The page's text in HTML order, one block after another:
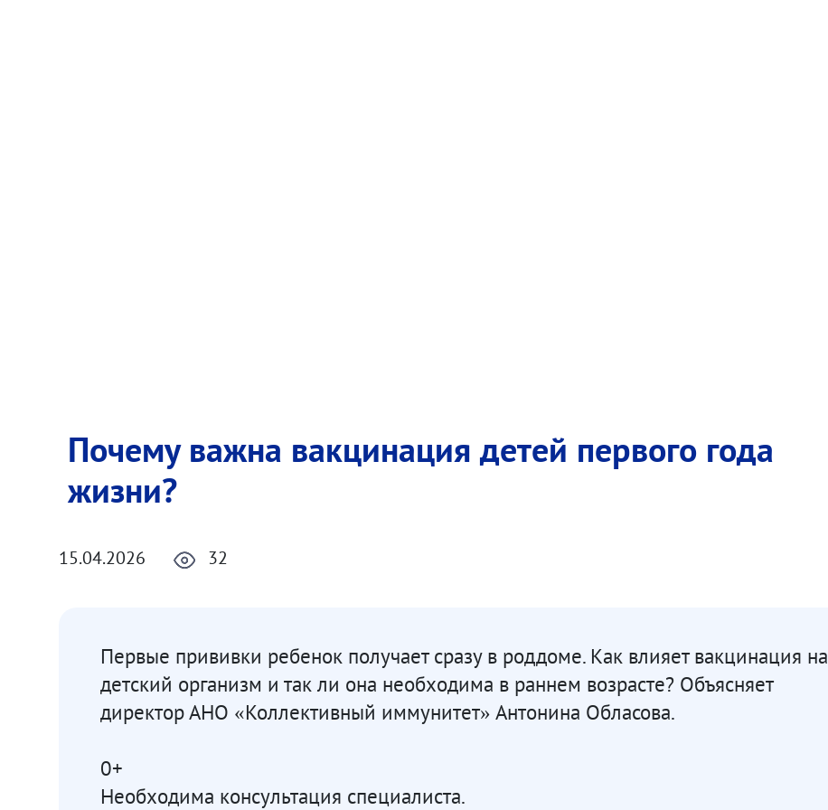
Почему важна вакцинация детей первого года
жизни?
15.04.2026 32
Первые прививки ребенок получает сразу в роддоме. Как влияет вакцинация на
детский организм и так ли она необходима в раннем возрасте? Объясняет
директор АНО «Коллективный иммунитет» Антонина Обласова.
0+
Необходима консультация специалиста.